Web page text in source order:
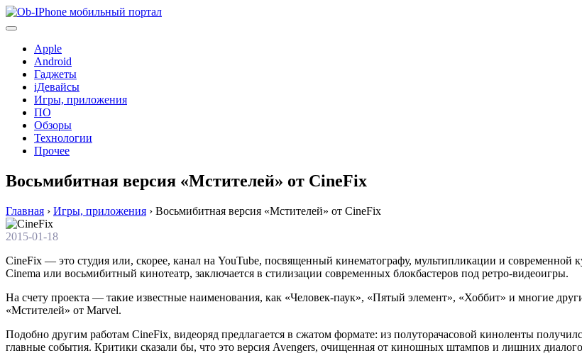
Перейти
к
Apple
Android
Гаджеты
iДевайсы
Игры, приложения
ПО
Обзоры
Технологии
Прочее
Восьмибитная версия «Мстителей» от CineFix
Главная › Игры, приложения › Восьмибитная версия «Мстителей» от CineFix
2015-01-18
CineFix — это студия или, скорее, канал на YouTube, посвященный кинематографу, мультипликации и современной
Cinema или восьмибитный кинотеатр, заключается в стилизации современных блокбастеров под ретро-видеоигры.
На счету проекта — такие известные наименования, как «Человек-паук», «Пятый элемент», «Хоббит» и многие
«Мстителей» от Marvel.
Подобно другим работам CineFix, видеоряд предлагается в сжатом формате: из полуторачасовой киноленты
главные события. Критики сказали бы, что это версия Avengers, очищенная от киношных штампов и лишних